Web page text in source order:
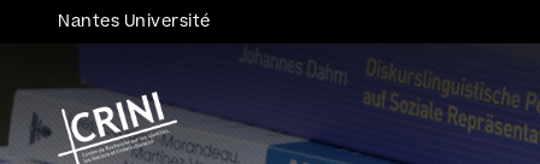
Nantes Université